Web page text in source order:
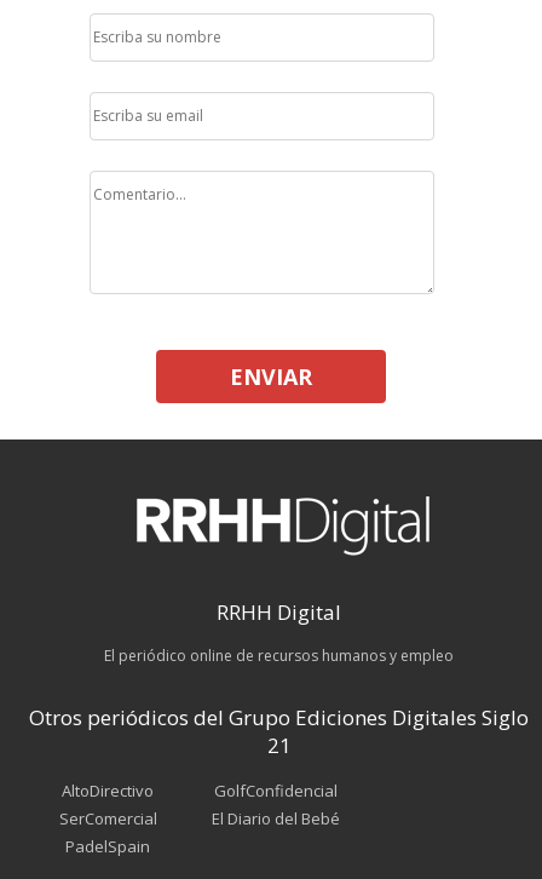
ENVIAR
RRHH Digital
El periódico online de recursos humanos y empleo
Otros periódicos del Grupo Ediciones Digitales Siglo
21
AltoDirectivo
SerComercial
PadelSpain
GolfConfidencial
El Diario del Bebé